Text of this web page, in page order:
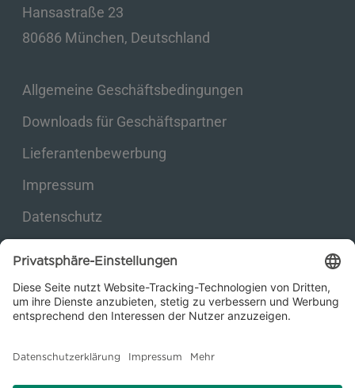
Hansastraße 23
80686 München, Deutschland
Allgemeine Geschäftsbedingungen
Downloads für Geschäftspartner
Lieferantenbewerbung
Impressum
Datenschutz
Privatsphäre-Einstellungen
© 2026 Kraftanlagen Energies & Services SE. Web design: